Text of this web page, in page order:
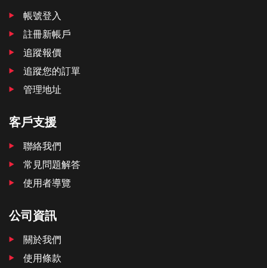
帳號登入
註冊新帳戶
追蹤報價
追蹤您的訂單
管理地址
客戶支援
聯絡我們
常見問題解答
使用者導覽
公司資訊
關於我們
使用條款